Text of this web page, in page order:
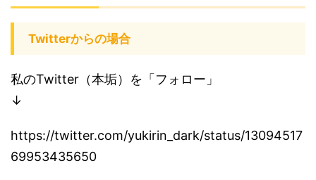
Twitterからの場合
私のTwitter（本垢）を「フォロー」
↓
https://twitter.com/yukirin_dark/status/13094517
69953435650